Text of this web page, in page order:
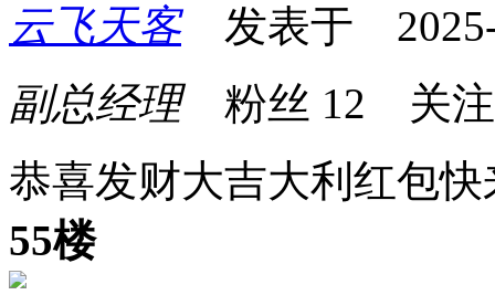
云飞天客发表于 2025-
副总经理粉丝 12 关
恭喜发财大吉大利红包快
55楼